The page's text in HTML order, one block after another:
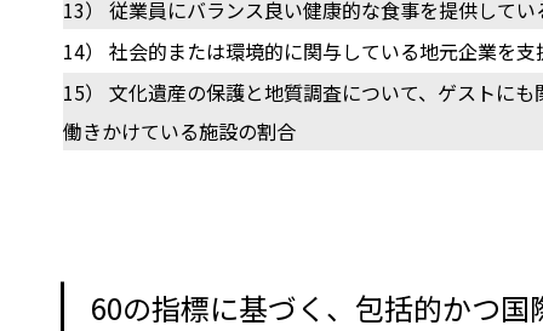
13） 従業員にバランス良い健康的な食事を提供して
14） 社会的または環境的に関与している地元企業を
15） 文化遺産の保護と地質調査について、ゲストに
働きかけている施設の割合
60の指標に基づく、包括的かつ